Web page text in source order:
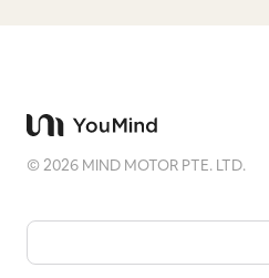
©2026 MIND MOTOR PTE. LTD.